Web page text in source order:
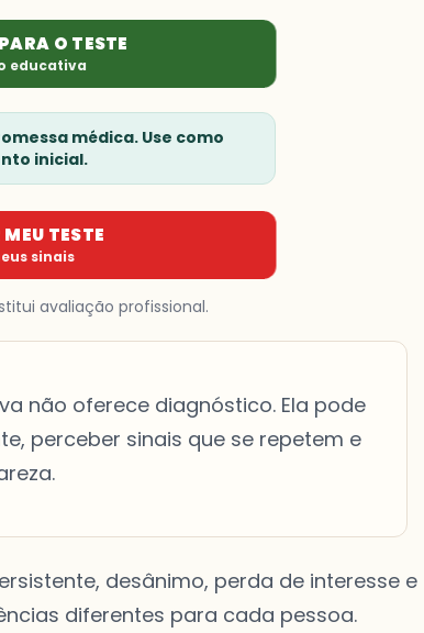
O TESTE
educativa
médica. Use como
inicial.
TESTE
sinais
avaliação profissional.
não oferece diagnóstico. Ela pode
perceber sinais que se repetem e
desânimo, perda de interesse e
diferentes para cada pessoa.